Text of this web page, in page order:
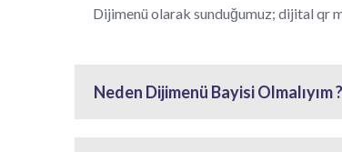
Dijimenü olarak sunduğumuz; dijital qr
Neden Dijimenü Bayisi Olmalıyım ?